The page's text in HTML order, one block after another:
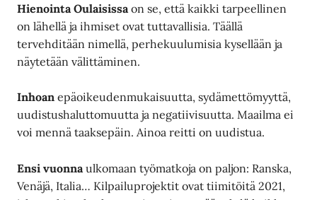
Hienointa Oulaisissa on se, että kaikki tarpeellinen
on lähellä ja ihmiset ovat tuttavallisia. Täällä
tervehditään nimellä, perhekuulumisia kysellään ja
näytetään välittäminen.
Inhoan epäoikeudenmukaisuutta, sydämettömyyttä,
uudistushaluttomuutta ja negatiivisuutta. Maailma ei
voi mennä taaksepäin. Ainoa reitti on uudistua.
Ensi vuonna ulkomaan työmatkoja on paljon: Ranska,
Venäjä, Italia… Kilpailuprojektit ovat tiimitöitä 2021,